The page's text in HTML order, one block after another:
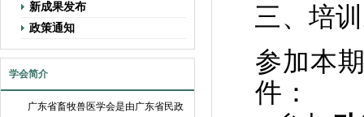
新成果发布
政策通知
学会简介
广东省畜牧兽医学会是由广东省民政
三、培
参加本
件：